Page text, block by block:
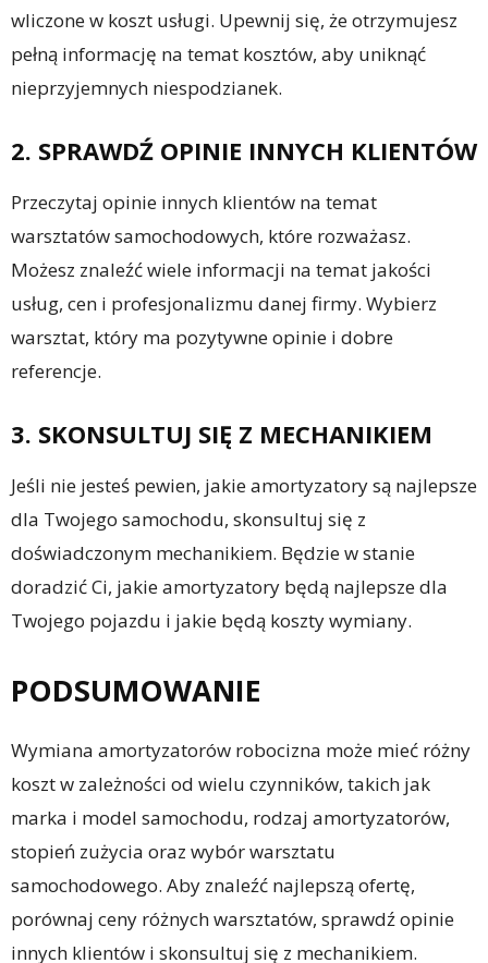
wliczone w koszt usługi. Upewnij się, że otrzymujesz
pełną informację na temat kosztów, aby uniknąć
nieprzyjemnych niespodzianek.
2. SPRAWDŹ OPINIE INNYCH KLIENTÓW
Przeczytaj opinie innych klientów na temat
warsztatów samochodowych, które rozważasz.
Możesz znaleźć wiele informacji na temat jakości
usług, cen i profesjonalizmu danej firmy. Wybierz
warsztat, który ma pozytywne opinie i dobre
referencje.
3. SKONSULTUJ SIĘ Z MECHANIKIEM
Jeśli nie jesteś pewien, jakie amortyzatory są najlepsze
dla Twojego samochodu, skonsultuj się z
doświadczonym mechanikiem. Będzie w stanie
doradzić Ci, jakie amortyzatory będą najlepsze dla
Twojego pojazdu i jakie będą koszty wymiany.
PODSUMOWANIE
Wymiana amortyzatorów robocizna może mieć różny
koszt w zależności od wielu czynników, takich jak
marka i model samochodu, rodzaj amortyzatorów,
stopień zużycia oraz wybór warsztatu
samochodowego. Aby znaleźć najlepszą ofertę,
porównaj ceny różnych warsztatów, sprawdź opinie
innych klientów i skonsultuj się z mechanikiem.